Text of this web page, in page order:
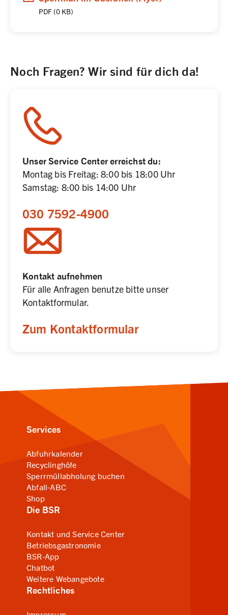
PDF(0 KB)
Noch Fragen? Wir sind für dich da!
Unser Service Center erreichst du:
Montag bis Freitag: 8:00 bis 18:00 Uhr
Samstag: 8:00 bis 14:00 Uhr
030 7592-4900
Kontakt aufnehmen
Für alle Anfragen benutze bitte unser
Kontaktformular.
Zum Kontaktformular
Services
Abfuhrkalender
Recyclinghöfe
Sperrmüllabholung buchen
Abfall-ABC
Shop
Die BSR
Kontakt und Service Center
Betriebsgastronomie
BSR-App
Chatbot
Weitere Webangebote
Rechtliches